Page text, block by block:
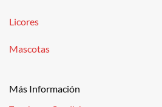
Licores
Mascotas
Más Información